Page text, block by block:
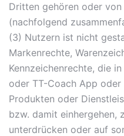
Dritten gehören oder
(nachfolgend
(3) Nutzern ist nicht
Markenrechte,
Kennzeichenrechte, die
oder TT-Coach App
Produkten oder
bzw. damit einhergehen,
unterdrücken oder auf